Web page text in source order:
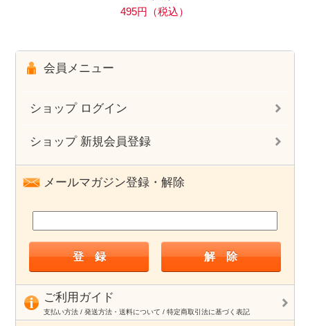
495円（税込）
会員メニュー
ショップ ログイン
ショップ 新規会員登録
メールマガジン登録・解除
ご利用ガイド
支払い方法 / 発送方法・送料について / 特定商取引法に基づく表記